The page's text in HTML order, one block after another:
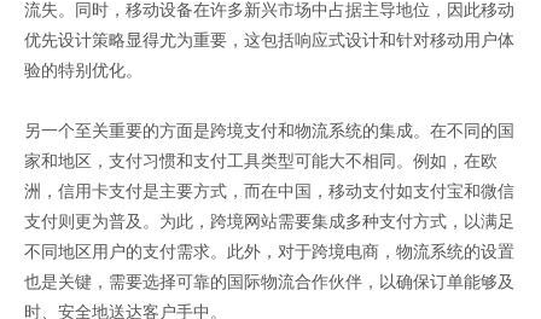
流失。同时，移动设备在许多新兴市场中占据主导地位，因此移动
优先设计策略显得尤为重要，这包括响应式设计和针对移动用户体
验的特别优化。
另一个至关重要的方面是跨境支付和物流系统的集成。在不同的国
家和地区，支付习惯和支付工具类型可能大不相同。例如，在欧
洲，信用卡支付是主要方式，而在中国，移动支付如支付宝和微信
支付则更为普及。为此，跨境网站需要集成多种支付方式，以满足
不同地区用户的支付需求。此外，对于跨境电商，物流系统的设置
也是关键，需要选择可靠的国际物流合作伙伴，以确保订单能够及
时、安全地送达客户手中。